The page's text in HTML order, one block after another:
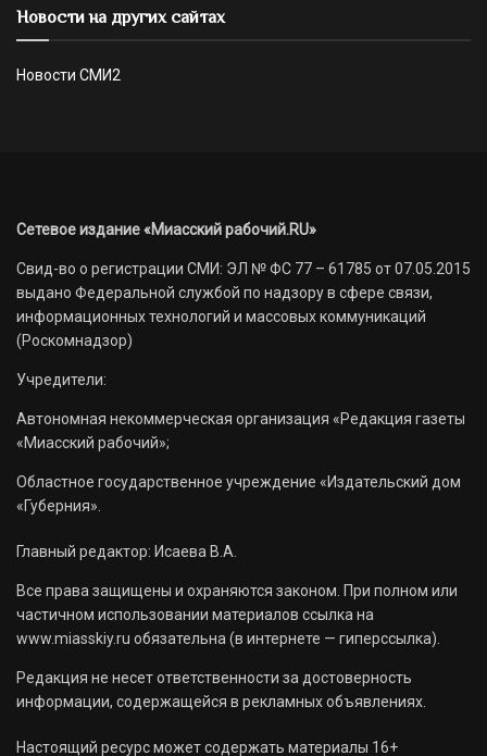
Новости на других сайтах
Новости СМИ2
Сетевое издание «Миасский рабочий.RU»
Свид-во о регистрации СМИ: ЭЛ № ФС 77 – 61785 от 07.05.2015
выдано Федеральной службой по надзору в сфере связи,
информационных технологий и массовых коммуникаций
(Роскомнадзор)
Учредители:
Автономная некоммерческая организация «Редакция газеты
«Миасский рабочий»;
Областное государственное учреждение «Издательский дом
«Губерния».
Главный редактор: Исаева В.А.
Все права защищены и охраняются законом. При полном или
частичном использовании материалов ссылка на
www.miasskiy.ru обязательна (в интернете — гиперссылка).
Редакция не несет ответственности за достоверность
информации, содержащейся в рекламных объявлениях.
Настоящий ресурс может содержать материалы 16+